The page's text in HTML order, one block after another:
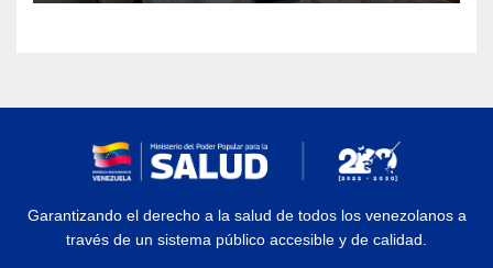
Garantizando el derecho a la salud de todos los venezolanos a
través de un sistema público accesible y de calidad.